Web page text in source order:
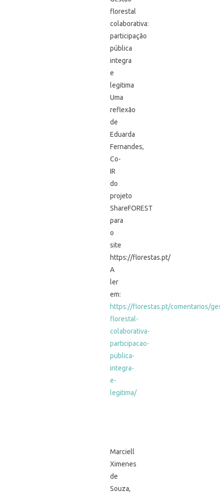
florestal
colaborativa:
participação
pública
integra
e
legitima
Uma
reflexão
de
Eduarda
Fernandes,
Co-
IR
do
projeto
ShareFOREST
para
o
site
https://florestas.pt/
A
ler
em:
https://florestas.pt/comentarios/
florestal-
colaborativa-
participacao-
publica-
integra-
e-
legitima/
Marciell
Ximenes
de
Souza,